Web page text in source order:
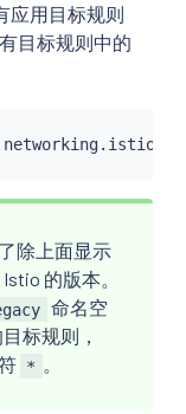
应用目标规则
目标规则中的
除上面显示
的版本。
命名空
标规则，
* 。